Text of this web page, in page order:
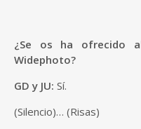
¿Se os ha ofrecido
Widephoto?
GD y JU: Sí.
(Silencio)… (Risas)